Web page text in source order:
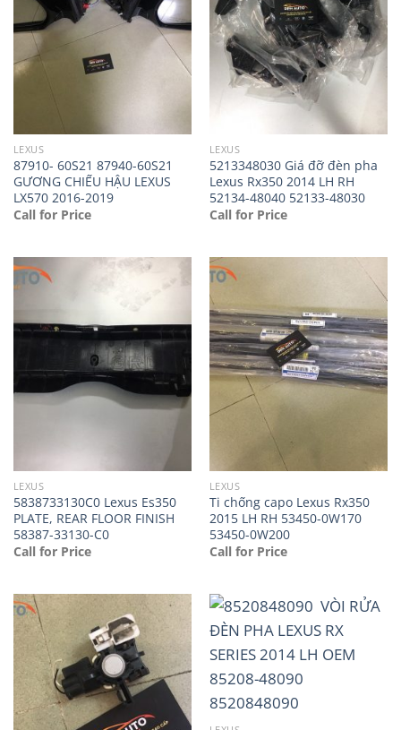
LEXUS
87910- 60S21 87940-60S21
GƯƠNG CHIẾU HẬU LEXUS
LX570 2016-2019
Call for Price
LEXUS
5213348030 Giá đỡ đèn pha
Lexus Rx350 2014 LH RH
52134-48040 52133-48030
Call for Price
LEXUS
5838733130C0 Lexus Es350
PLATE, REAR FLOOR FINISH
58387-33130-C0
Call for Price
LEXUS
Ti chống capo Lexus Rx350
2015 LH RH 53450-0W170
53450-0W200
Call for Price